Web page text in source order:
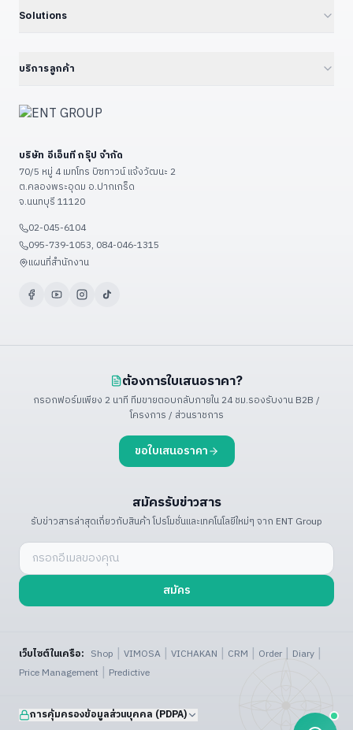
Developer Kits
Professional Graphics Card
ดูเพิ่มเติม (+7)
15.6" Floor Kiosk (KD156B)
23.8" Wall-Mount Kiosk
27" – 32" Conference
ดูเพิ่มเติม (+13)
Solutions
Smart Factory 4.0
Government — ราชการ/รัฐวิสาหกิจ
Restaurant & POS / KIOSK
Food Factory — โรงงานอาหาร
ดูเพิ่มเติม (+9)
บริการลูกค้า
ลงทะเบียนสินค้า
เงื่อนไขรับประกัน
วิธีชำระเงิน
ติดต่อเรา / แผนที่
ดูเพิ่มเติม (+3)
บริษัท อีเอ็นที กรุ๊ป จำกัด
70/5 หมู่ 4 เมทโทร บิซทาวน์ แจ้งวัฒนะ 2
ต.คลองพระอุดม อ.ปากเกร็ด
จ.นนทบุรี 11120
02-045-6104
095-739-1053, 084-046-1315
แผนที่สำนักงาน
ต้องการใบเสนอราคา?
กรอกฟอร์มเพียง 2 นาที ทีมขายตอบกลับภายใน 24 ชม.รองรับงาน B2B /
โครงการ / ส่วนราชการ
ขอใบเสนอราคา
สมัครรับข่าวสาร
รับข่าวสารล่าสุดเกี่ยวกับสินค้า โปรโมชั่นและเทคโนโลยีใหม่ๆ จาก ENT Group
สมัคร
เว็บไซต์ในเครือ: Shop | VIMOSA | VICHAKAN | CRM | Order | Diary |
Price Management | Predictive
การคุ้มครองข้อมูลส่วนบุคคล (PDPA)